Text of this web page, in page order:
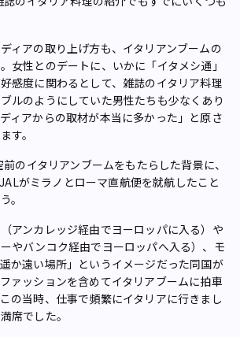
ィアの取り上げ方も、イタリアンブームの
女性とのデートに、いかに「イタメシ通」
感度に関わるとして、雑誌のイタリア料理
ルのようにしていた男性たちも少なくあり
ィアからの取材が本当に多かった」と原さ
す。
のイタリアンブームをもたらした背景に、
がミラノとローマ直航便を就航したこと
。
アンカレッジ経由でヨーロッパに入る）や
やバンコク経由でヨーロッパへ入る）、モ
か遠い場所」というイメージだった同国が
ァッションを含めてイタリアブームに拍車
の当時、仕事で頻繁にイタリアに行きまし
席でした。